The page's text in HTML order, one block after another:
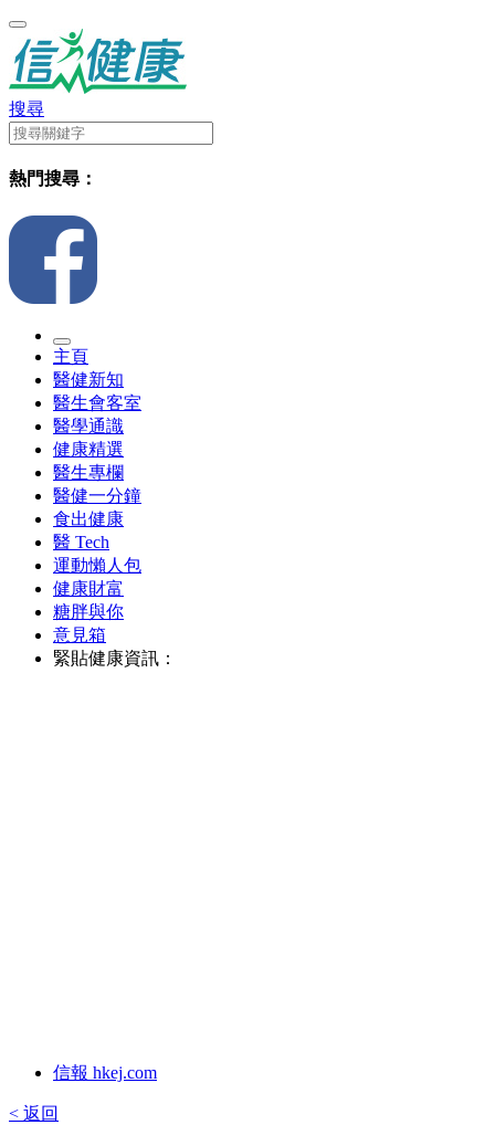
搜尋
熱門搜尋：
主頁
醫健新知
醫生會客室
醫學通識
健康精選
醫生專欄
醫健一分鐘
食出健康
醫 Tech
運動懶人包
健康財富
糖胖與你
意見箱
緊貼健康資訊：
信報 hkej.com
< 返回